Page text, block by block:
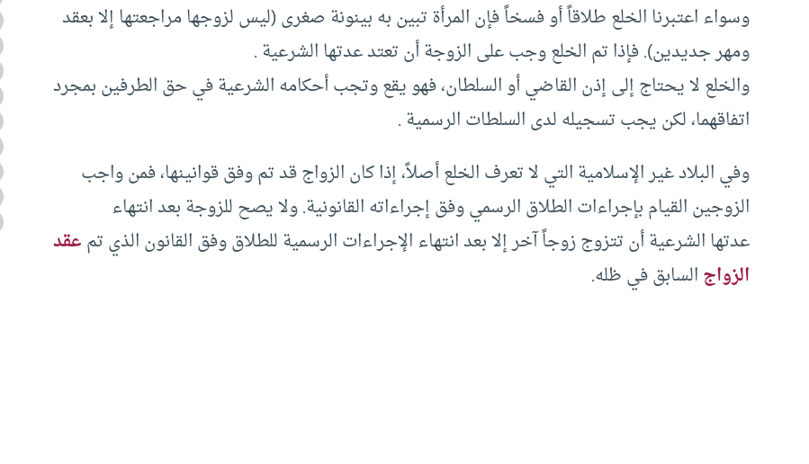
وسواء اعتبرنا الخلع طلاقاً أو فسخاً فإن المرأة تبين به بينونة صغرى (ليس لزوجها مراجعتها إلا بعقد
ومهر جديدين). فإذا تم الخلع وجب على الزوجة أن تعتد عدتها الشرعية .
والخلع لا يحتاج إلى إذن القاضي أو السلطان، فهو يقع وتجب أحكامه الشرعية في حق الطرفين بمجرد
اتفاقهما، لكن يجب تسجيله لدى السلطات الرسمية .
وفي البلاد غير الإسلامية التي لا تعرف الخلع أصلاً، إذا كان الزواج قد تم وفق قوانينها، فمن واجب
الزوجين القيام بإجراءات الطلاق الرسمي وفق إجراءاته القانونية. ولا يصح للزوجة بعد انتهاء
عدتها الشرعية أن تتزوج زوجاً آخر إلا بعد انتهاء الإجراءات الرسمية للطلاق وفق القانون الذي تمعقد
الزواجالسابق في ظله.